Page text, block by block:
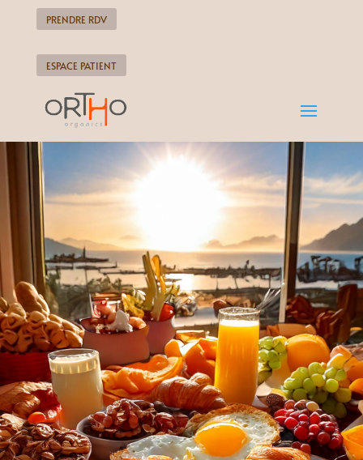
PRENDRE RDV
ESPACE PATIENT